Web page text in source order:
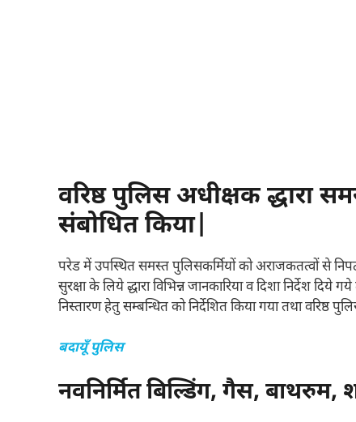
वरिष्ठ पुलिस अधीक्षक द्धारा
संबोधित किया|
परेड में उपस्थित समस्त पुलिसकर्मियों को अराजकतत्वों से
सुरक्षा के लिये द्धारा विभिन्न जानकारिया व दिशा निर्देश
निस्तारण हेतु सम्बन्धित को निर्देशित किया गया तथा वरिष्ठ
बदायूँ पुलिस
नवनिर्मित बिल्डिंग, गैस,